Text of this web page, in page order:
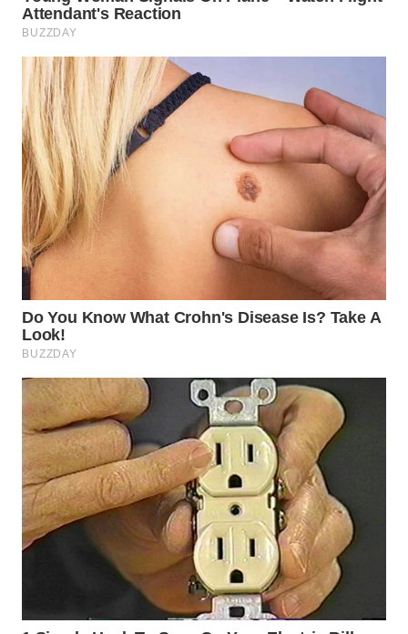
WN
TOBA
WN
NIAS
WN
LANGKAT
WN
TAPANULI
WN
TANJUNG
LESUNG
WN
KARO
WN
SIMALUNGUN
LABUHANBATU
WN